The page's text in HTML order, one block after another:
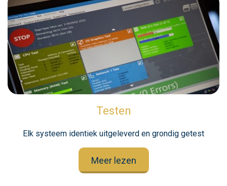
Testen
Elk systeem identiek uitgeleverd en grondig getest
Meer lezen